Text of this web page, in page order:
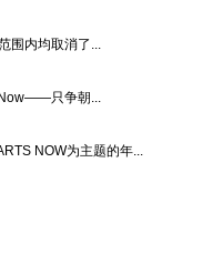
围内均取消了...
Now——只争朝...
NOW为主题的年...